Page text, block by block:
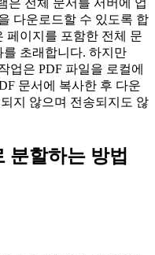
다운로드할 수 있도록 합
페이지를 포함한 전체 문
초래합니다. 하지만
업은 PDF 파일을 로컬에
문서에 복사한 후 다운
지 않으며 전송되지도 않
분할하는 방법